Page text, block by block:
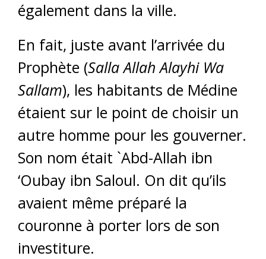
également dans la ville.
En fait, juste avant l’arrivée du
Prophète (Salla Allah Alayhi Wa
Sallam), les habitants de Médine
étaient sur le point de choisir un
autre homme pour les gouverner.
Son nom était `Abd-Allah ibn
‘Oubay ibn Saloul. On dit qu’ils
avaient même préparé la
couronne à porter lors de son
investiture.